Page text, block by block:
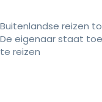
Buitenlandse reizen
De eigenaar staat
te reizen